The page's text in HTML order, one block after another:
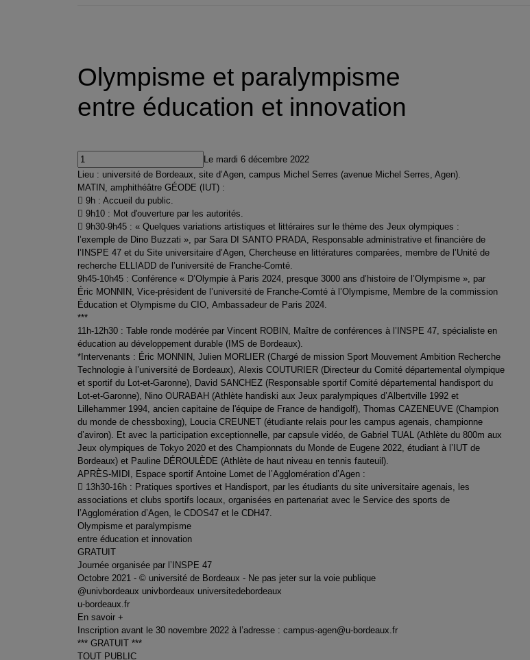
Olympisme et paralympisme
entre éducation et innovation
Le mardi 6 décembre 2022
Lieu : université de Bordeaux, site d’Agen, campus Michel Serres (avenue Michel Serres, Agen).
MATIN, amphithéâtre GÉODE (IUT) :
 9h : Accueil du public.
 9h10 : Mot d'ouverture par les autorités.
 9h30-9h45 : « Quelques variations artistiques et littéraires sur le thème des Jeux olympiques :
l’exemple de Dino Buzzati », par Sara DI SANTO PRADA, Responsable administrative et financière de
l’INSPE 47 et du Site universitaire d’Agen, Chercheuse en littératures comparées, membre de l’Unité de
recherche ELLIADD de l’université de Franche-Comté.
9h45-10h45 : Conférence « D’Olympie à Paris 2024, presque 3000 ans d’histoire de l’Olympisme », par
Éric MONNIN, Vice-président de l’université de Franche-Comté à l’Olympisme, Membre de la commission
Éducation et Olympisme du CIO, Ambassadeur de Paris 2024.
***
11h-12h30 : Table ronde modérée par Vincent ROBIN, Maître de conférences à l’INSPE 47, spécialiste en
éducation au développement durable (IMS de Bordeaux).
*Intervenants : Éric MONNIN, Julien MORLIER (Chargé de mission Sport Mouvement Ambition Recherche
Technologie à l’université de Bordeaux), Alexis COUTURIER (Directeur du Comité départemental olympique
et sportif du Lot-et-Garonne), David SANCHEZ (Responsable sportif Comité départemental handisport du
Lot-et-Garonne), Nino OURABAH (Athlète handiski aux Jeux paralympiques d’Albertville 1992 et
Lillehammer 1994, ancien capitaine de l'équipe de France de handigolf), Thomas CAZENEUVE (Champion
du monde de chessboxing), Loucia CREUNET (étudiante relais pour les campus agenais, championne
d’aviron). Et avec la participation exceptionnelle, par capsule vidéo, de Gabriel TUAL (Athlète du 800m aux
Jeux olympiques de Tokyo 2020 et des Championnats du Monde de Eugene 2022, étudiant à l’IUT de
Bordeaux) et Pauline DÉROULÈDE (Athlète de haut niveau en tennis fauteuil).
APRÈS-MIDI, Espace sportif Antoine Lomet de l’Agglomération d’Agen :
 13h30-16h : Pratiques sportives et Handisport, par les étudiants du site universitaire agenais, les
associations et clubs sportifs locaux, organisées en partenariat avec le Service des sports de
l’Agglomération d’Agen, le CDOS47 et le CDH47.
Olympisme et paralympisme
entre éducation et innovation
GRATUIT
Journée organisée par l’INSPE 47
Octobre 2021 - © université de Bordeaux - Ne pas jeter sur la voie publique
@univbordeaux univbordeaux universitedebordeaux
u-bordeaux.fr
En savoir +
Inscription avant le 30 novembre 2022 à l’adresse : campus-agen@u-bordeaux.fr
*** GRATUIT ***
TOUT PUBLIC